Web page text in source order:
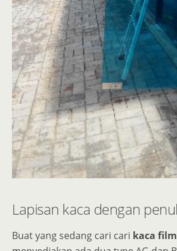
Lapisan kaca dengan
Buat yang sedang cari cari kaca